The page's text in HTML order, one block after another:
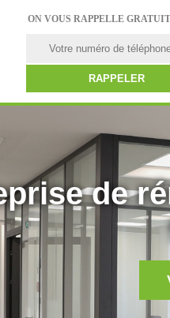
ON VOUS RAPPELLE
de